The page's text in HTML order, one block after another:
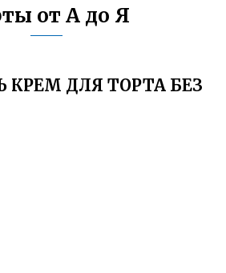
от А до Я
КРЕМ ДЛЯ ТОРТА БЕЗ